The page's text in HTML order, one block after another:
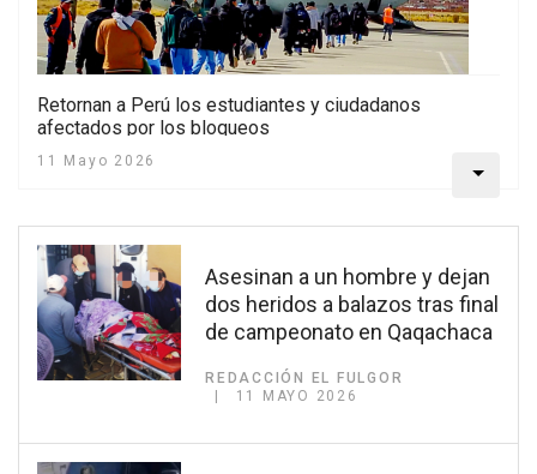
Retornan a Perú los estudiantes y ciudadanos
afectados por los bloqueos
11 Mayo 2026
Asesinan a un hombre y dejan
dos heridos a balazos tras final
de campeonato en Qaqachaca
REDACCIÓN EL FULGOR
11 MAYO 2026